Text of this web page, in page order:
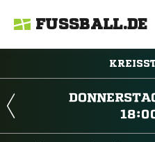
FUSSBALL.DE